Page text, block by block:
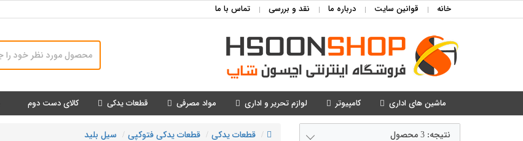
خانه قوانین سایت درباره ما نقد و بررسی تماس با ما
ماشین های اداری کامپیوتر لوازم تحریر و اداری مواد مصرفی قطعات یدکی کالای دست دوم
قطعات یدکی قطعات یدکی فتوکپی سیل بلید نتیجه: 3محصول